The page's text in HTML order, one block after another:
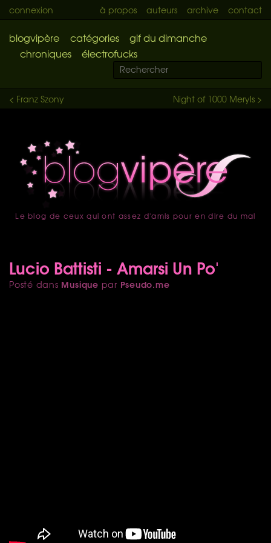
connexion à propos auteurs archive contact
blogvipère catégories
gif du dimanche
chroniques
électrofucks
Night of 1000 Meryls >
< Franz Szony
accueil
Le blog de ceux qui ont assez d'amis pour en dire du mal
Lucio Battisti - Amarsi Un Po'
Posté dans Musique par Pseudo.me